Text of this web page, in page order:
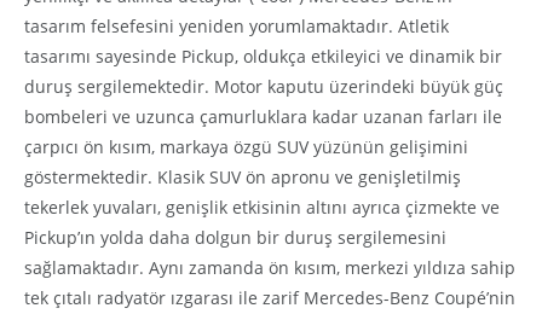
tasarım felsefesini yeniden yorumlamaktadır. Atletik
tasarımı sayesinde Pickup, oldukça etkileyici ve dinamik bir
duruş sergilemektedir. Motor kaputu üzerindeki büyük güç
bombeleri ve uzunca çamurluklara kadar uzanan farları ile
çarpıcı ön kısım, markaya özgü SUV yüzünün gelişimini
göstermektedir. Klasik SUV ön apronu ve genişletilmiş
tekerlek yuvaları, genişlik etkisinin altını ayrıca çizmekte ve
Pickup’ın yolda daha dolgun bir duruş sergilemesini
sağlamaktadır. Aynı zamanda ön kısım, merkezi yıldıza sahip
tek çıtalı radyatör ızgarası ile zarif Mercedes-Benz Coupé’nin